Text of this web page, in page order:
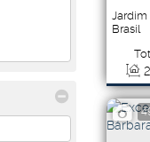
Brasil